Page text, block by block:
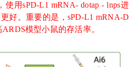
使用sPD-L1 mRNA- dotap - lnps进
好。重要的是，sPD-L1 mRNA-D
模型小鼠的存活率。